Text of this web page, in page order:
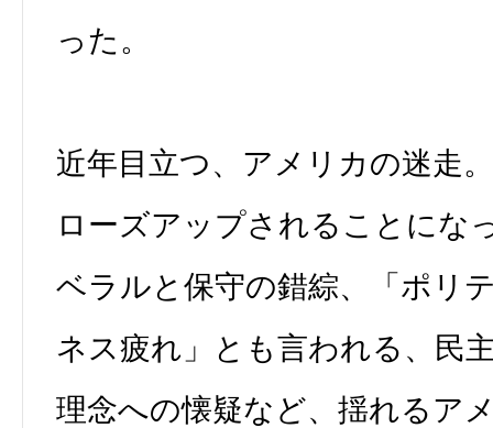
った。
近年目立つ、アメリカの迷走
ローズアップされることにな
ベラルと保守の錯綜、「ポリ
ネス疲れ」とも言われる、民
理念への懐疑など、揺れるア